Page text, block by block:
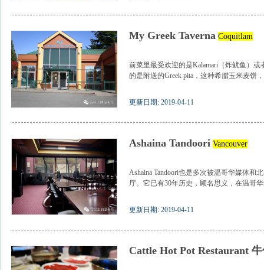
My Greek Taverna Coquitlam
前菜里最受欢迎的是Kalamari（炸鱿鱼）
的是附送的Greek pita，这种希腊玉米麦饼
更新日期: 2019-04-11
Ashaina Tandoori Vancouver
Ashaina Tandoori也是多次被温哥华媒体和
厅。它已有30年历史，顾名思义，在温哥
更新日期: 2019-04-11
Cattle Hot Pot Restaurant